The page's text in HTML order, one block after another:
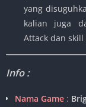
yang
kalian juga
Attack dan
Info :
Nama Game :